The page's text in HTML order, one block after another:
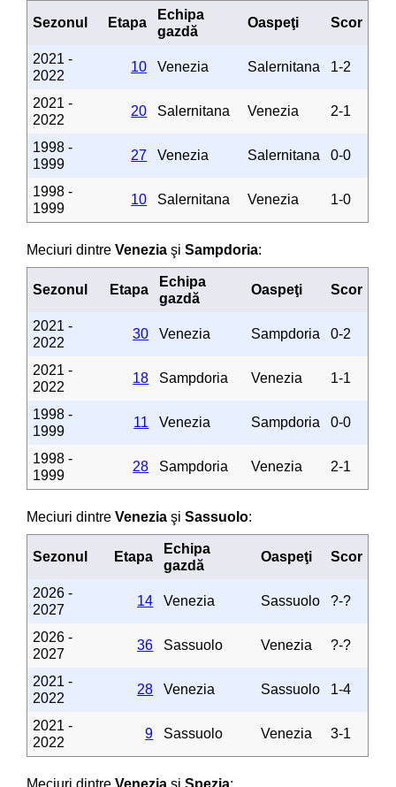
Sezonul Etapa
Echipa
gazdă
Oaspeţi Scor
2021 -
2022
10 Venezia Salernitana 1-2
2021 -
2022
20 Salernitana Venezia 2-1
1998 -
1999
27 Venezia Salernitana 0-0
1998 -
1999
10 Salernitana Venezia 1-0
Meciuri dintreVenezia şiSampdoria:
Sezonul Etapa
Echipa
gazdă
Oaspeţi Scor
2021 -
2022
30 Venezia Sampdoria 0-2
2021 -
2022
18 Sampdoria Venezia 1-1
1998 -
1999
11 Venezia Sampdoria 0-0
1998 -
1999
28 Sampdoria Venezia 2-1
Meciuri dintreVenezia şiSassuolo:
Sezonul Etapa
Echipa
gazdă
Oaspeţi Scor
2026 -
2027
14 Venezia Sassuolo ?-?
2026 -
2027
36 Sassuolo Venezia ?-?
2021 -
2022
28 Venezia Sassuolo 1-4
2021 -
2022
9 Sassuolo Venezia 3-1
Meciuri dintreVenezia şiSpezia: